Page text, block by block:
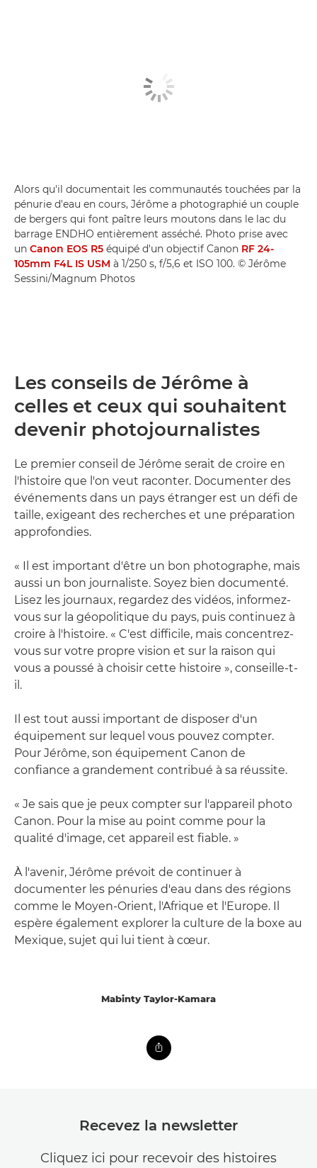
Alors qu'il documentait les communautés touchées par la
pénurie d'eau en cours, Jérôme a photographié un couple
de bergers qui font paître leurs moutons dans le lac du
barrage ENDHO entièrement asséché. Photo prise avec
un Canon EOS R5 équipé d'un objectif Canon RF 24-
105mm F4L IS USM à 1/250 s, f/5,6 et ISO 100. © Jérôme
Sessini/Magnum Photos
Les conseils de Jérôme à
celles et ceux qui souhaitent
devenir photojournalistes
Le premier conseil de Jérôme serait de croire en
l'histoire que l'on veut raconter. Documenter des
événements dans un pays étranger est un défi de
taille, exigeant des recherches et une préparation
approfondies.
« Il est important d'être un bon photographe, mais
aussi un bon journaliste. Soyez bien documenté.
Lisez les journaux, regardez des vidéos, informez-
vous sur la géopolitique du pays, puis continuez à
croire à l'histoire. « C'est difficile, mais concentrez-
vous sur votre propre vision et sur la raison qui
vous a poussé à choisir cette histoire », conseille-t-
il.
Il est tout aussi important de disposer d'un
équipement sur lequel vous pouvez compter.
Pour Jérôme, son équipement Canon de
confiance a grandement contribué à sa réussite.
« Je sais que je peux compter sur l'appareil photo
Canon. Pour la mise au point comme pour la
qualité d'image, cet appareil est fiable. »
À l'avenir, Jérôme prévoit de continuer à
documenter les pénuries d'eau dans des régions
comme le Moyen-Orient, l'Afrique et l'Europe. Il
espère également explorer la culture de la boxe au
Mexique, sujet qui lui tient à cœur.
Mabinty Taylor-Kamara
Recevez la newsletter
Cliquez ici pour recevoir des histoires